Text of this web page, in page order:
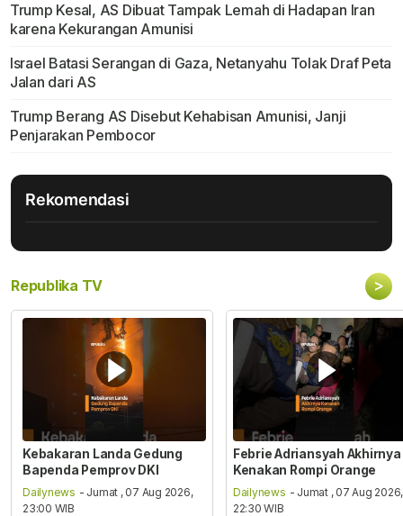
Trump Kesal, AS Dibuat Tampak Lemah di Hadapan Iran
karena Kekurangan Amunisi
Israel Batasi Serangan di Gaza, Netanyahu Tolak Draf Peta
Jalan dari AS
Trump Berang AS Disebut Kehabisan Amunisi, Janji
Penjarakan Pembocor
Rekomendasi
Republika TV >
Kebakaran Landa Gedung
Bapenda Pemprov DKI
Dailynews - Jumat , 07 Aug 2026,
23:00 WIB
Febrie Adriansyah Akhirnya
Kenakan Rompi Orange
Dailynews - Jumat , 07 Aug 2026,
22:30 WIB